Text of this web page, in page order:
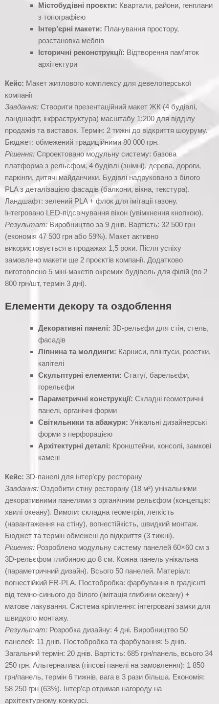
Містобудівні проєкти: Квартали, райони, генплани
з топографією
Інтер’єрні макети: Планування простору,
розстановка меблів
Історичні реконструкції: Відтворення пам’яток
архітектури
Кейс: Макет житлового комплексу для девелоперської
компанії
Завдання: Створити презентаційний макет ЖК (4 будівлі,
ландшафт, інфраструктура) масштабу 1:200 для відділу
продажів та виставок. Термін: 2 тижні до відкриття шоуруму.
Бюджет: обмежений традиційними 80 000 грн.
Рішення: Спроектовано модульну систему: базова
платформа з рельєфом, 4 будівлі (знімні), дерева, дороги,
паркінги, дитячі майданчики. Будівлі надруковано з білого
PLA з деталізацією фасадів (балкони, вікна, текстура).
Ландшафт: зелений PLA + флок для імітації газону.
Інтегровано LED-підсвічування вікон (увімкнення кнопкою).
Результат: Виробництво за 9 днів. Вартість: 32 500 грн
(економія 47 500 грн або 59%). Макет активно
використовується в продажах 1,5 роки. Після успіху
замовлено макети ще 2 проєктів компанії. Додатково
виготовлено 5 міні-макетів окремих будівель для філій (по 2
800 грн/шт, термін 3 дні).
Елементи декору та оздоблення
Декоративні панелі: 3D-рельєфи для стін, стель,
фасадів
Ліпнина та молдинги: Карниси, плінтуси, розетки,
капітелі
Скульптурні елементи: Статуї, барельєфи,
горельєфи
Параметричні конструкції: Складні геометричні
панелі, органічні форми
Світильники та абажури: Унікальні дизайнерські
форми з перфорацією
Архітектурні деталі: Кронштейни, консолі, замкові
камені
Кейс: 3D-панелі для інтер’єру ресторану
Завдання: Оздобити стіну ресторану (18 м²) унікальними
декоративними панелями з органічним рельєфом (концепція:
хвилі океану). Вимоги: складна геометрія, легкість
(навантаження на стіну), вогнестійкість, швидкий монтаж.
Бюджет та термін обмежені до відкриття (3 тижні).
Рішення: Розроблено модульну систему панелей 60×60 см з
3D-рельєфом глибиною до 8 см. Кожна панель унікальна
(параметричний дизайн). Всього 50 панелей. Матеріал:
вогнестійкий FR-PLA. Постобробка: фарбування в градієнті
від темно-синього до білого (імітація глибини океану) +
матове лакування. Система кріплення: інтегровані замки для
швидкого монтажу.
Результат: Розробка дизайну: 4 дні. Виробництво 50
панелей: 11 днів. Постобробка та фарбування: 5 днів.
Загальний термін: 20 днів. Вартість: 685 грн/панель, всього 34
250 грн. Альтернатива (гіпсові панелі на замовлення): 1 850
грн/панель, термін 6 тижнів, вага в 3 рази більша. Економія:
58 250 грн (63%). Інтер’єр отримав нагороду на
архітектурному конкурсі.